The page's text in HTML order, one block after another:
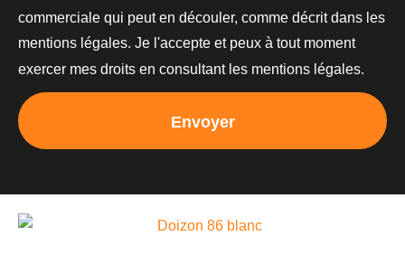
commerciale qui peut en découler, comme décrit dans les
mentions légales. Je l'accepte et peux à tout moment
exercer mes droits en consultant les mentions légales.
Envoyer